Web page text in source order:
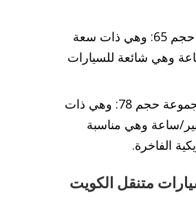
ولدينا مجموعة حجم 65: وهي ذات سعة
ساعة وهي شائعة للسيارات
بالإضافة الى مجموعة حجم 78: وهي ذات
90-70 أمبير/ساعة وهي مناسبة
الفاخرة.
متنقل الكويت